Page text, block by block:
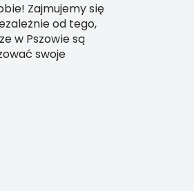
Zajmujemy się
od tego,
w Pszowie są
swoje